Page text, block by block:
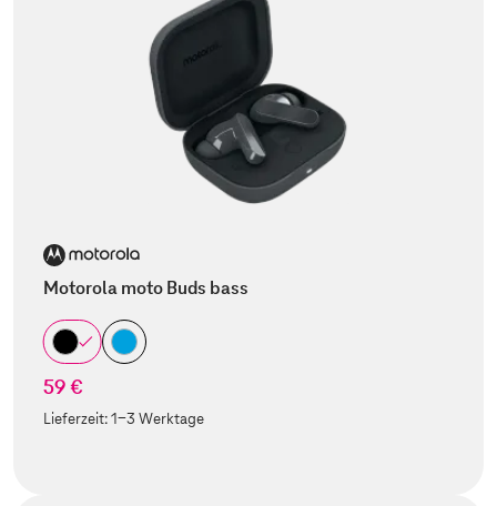
Motorola moto Buds bass
59 €
Lieferzeit:1-3 Werktage